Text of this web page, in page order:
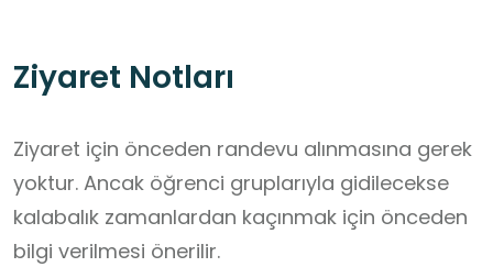
Ziyaret Notları
Ziyaret için önceden randevu alınmasına gerek
yoktur. Ancak öğrenci gruplarıyla gidilecekse
kalabalık zamanlardan kaçınmak için önceden
bilgi verilmesi önerilir.